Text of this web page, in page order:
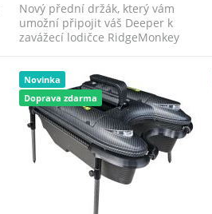
Nový přední držák, který vám
umožní připojit váš Deeper k
zavážecí lodičce RidgeMonkey
Novinka
Doprava zdarma